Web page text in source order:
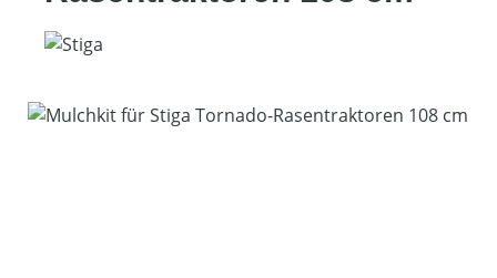
Bildergalerie überspringen